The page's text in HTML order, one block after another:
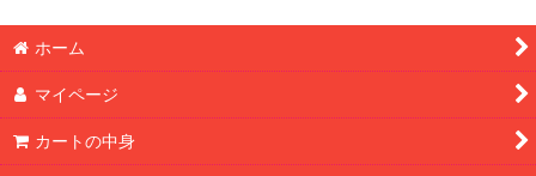
ホーム
マイページ
カートの中身